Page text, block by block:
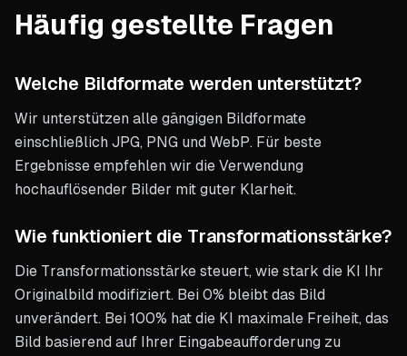
Häufig gestellte Fragen
Welche Bildformate werden unterstützt?
Wir unterstützen alle gängigen Bildformate
einschließlich JPG, PNG und WebP. Für beste
Ergebnisse empfehlen wir die Verwendung
hochauflösender Bilder mit guter Klarheit.
Wie funktioniert die Transformationsstärke?
Die Transformationsstärke steuert, wie stark die KI Ihr
Originalbild modifiziert. Bei 0% bleibt das Bild
unverändert. Bei 100% hat die KI maximale Freiheit, das
Bild basierend auf Ihrer Eingabeaufforderung zu